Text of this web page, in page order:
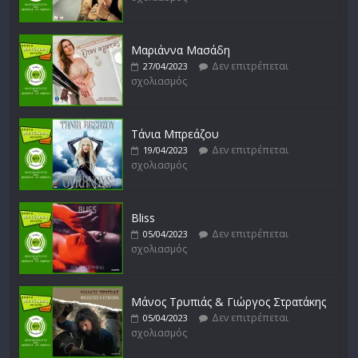
σχολιασμός
σχολιασμός
Μαριάννα Μασάδη
27/04/2023
Δεν επιτρέπεται
σχολιασμός
Τάνια Μπρεάζου
19/04/2023
Δεν επιτρέπεται
σχολιασμός
Bliss
05/04/2023
Δεν επιτρέπεται
σχολιασμός
Μάνος Τρυπιάς & Γιώργος Στρατάκης
05/04/2023
Δεν επιτρέπεται
σχολιασμός